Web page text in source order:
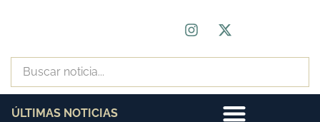
ÚLTIMAS NOTICIAS